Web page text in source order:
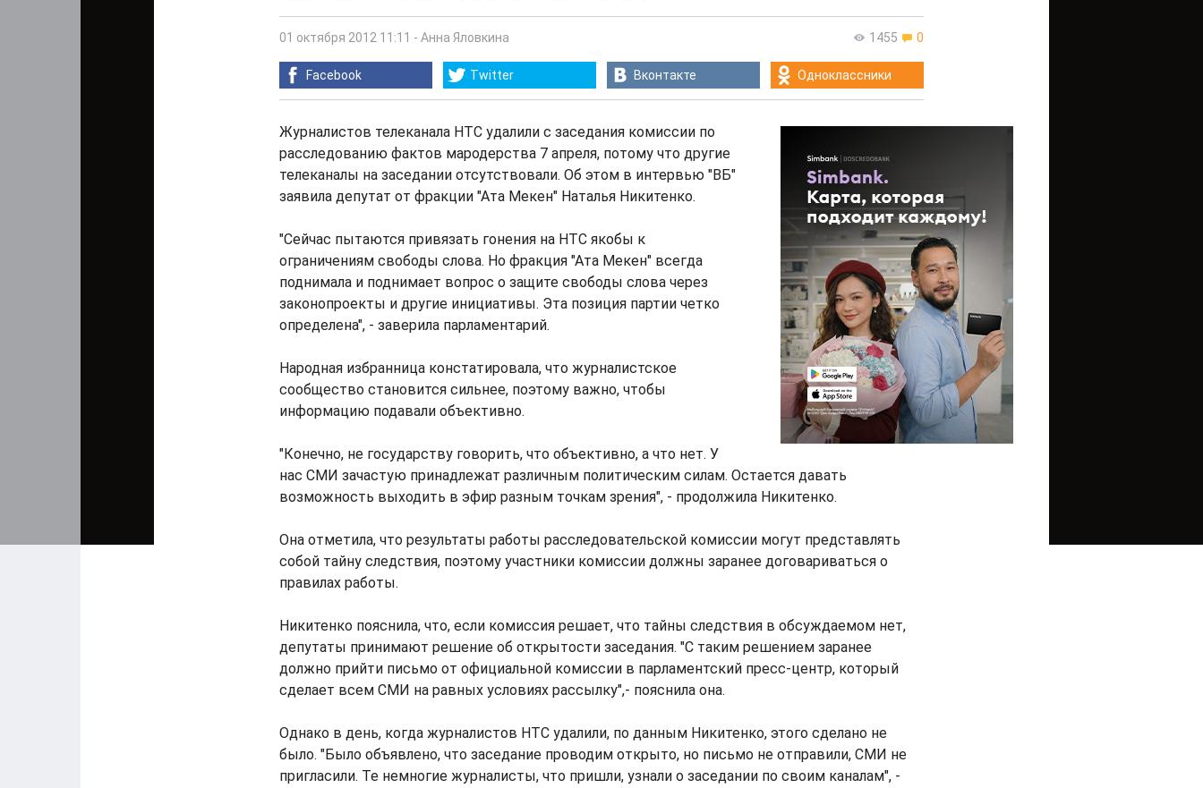
1455 0
01 октября 2012 11:11 - Анна Яловкина
Facebook Twitter Вконтакте Одноклассники
Журналистов телеканала НТС удалили с заседания комиссии по
расследованию фактов мародерства 7 апреля, потому что другие
телеканалы на заседании отсутствовали. Об этом в интервью "ВБ"
заявила депутат от фракции "Ата Мекен" Наталья Никитенко.
"Сейчас пытаются привязать гонения на НТС якобы к
ограничениям свободы слова. Но фракция "Ата Мекен" всегда
поднимала и поднимает вопрос о защите свободы слова через
законопроекты и другие инициативы. Эта позиция партии четко
определена", - заверила парламентарий.
Народная избранница констатировала, что журналистское
сообщество становится сильнее, поэтому важно, чтобы
информацию подавали объективно.
"Конечно, не государству говорить, что объективно, а что нет. У
нас СМИ зачастую принадлежат различным политическим силам. Остается давать
возможность выходить в эфир разным точкам зрения", - продолжила Никитенко.
Она отметила, что результаты работы расследовательской комиссии могут представлять
собой тайну следствия, поэтому участники комиссии должны заранее договариваться о
правилах работы.
Никитенко пояснила, что, если комиссия решает, что тайны следствия в обсуждаемом нет,
депутаты принимают решение об открытости заседания. "С таким решением заранее
должно прийти письмо от официальной комиссии в парламентский пресс-центр, который
сделает всем СМИ на равных условиях рассылку",- пояснила она.
Однако в день, когда журналистов НТС удалили, по данным Никитенко, этого сделано не
было. "Было объявлено, что заседание проводим открыто, но письмо не отправили, СМИ не
пригласили. Те немногие журналисты, что пришли, узнали о заседании по своим каналам", -